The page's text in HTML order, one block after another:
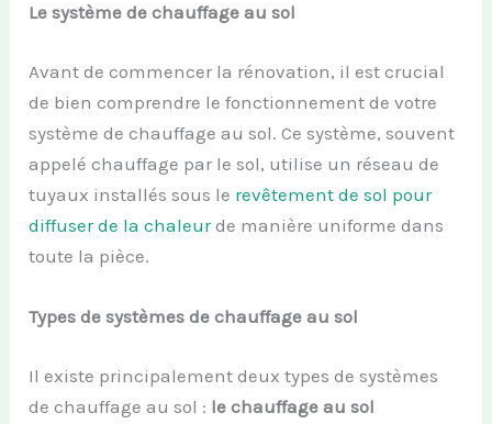
Le système de chauffage au sol
Avant de commencer la rénovation, il est crucial
de bien comprendre le fonctionnement de votre
système de chauffage au sol. Ce système, souvent
appelé chauffage par le sol, utilise un réseau de
tuyaux installés sous le revêtement de sol pour
diffuser de la chaleurde manière uniforme dans
toute la pièce.
Types de systèmes de chauffage au sol
Il existe principalement deux types de systèmes
de chauffage au sol : le chauffage au sol